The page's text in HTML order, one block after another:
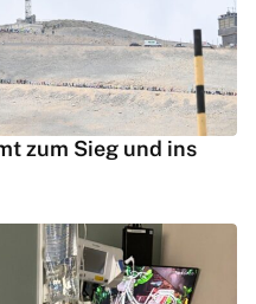
zum Sieg und ins